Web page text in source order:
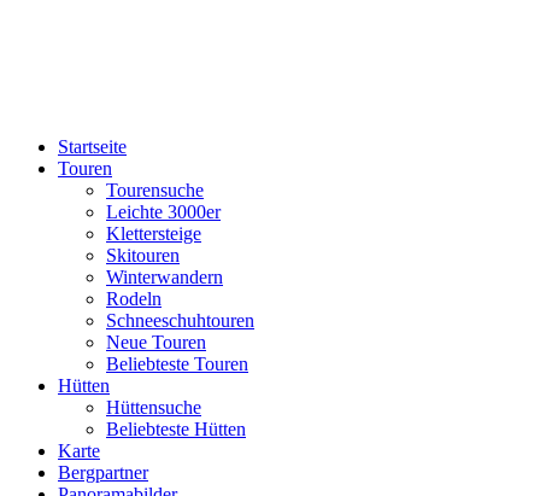
Startseite
Touren
Tourensuche
Leichte 3000er
Klettersteige
Skitouren
Winterwandern
Rodeln
Schneeschuhtouren
Neue Touren
Beliebteste Touren
Hütten
Hüttensuche
Beliebteste Hütten
Karte
Bergpartner